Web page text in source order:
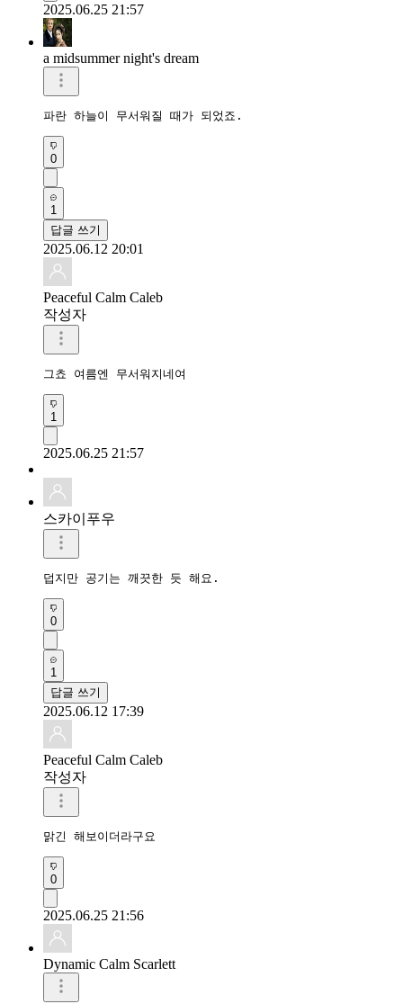
2025.06.25 21:57
a midsummer night's dream
0
1
답글 쓰기
2025.06.12 20:01
Peaceful Calm Caleb
작성자
그쵸 여름엔 무서워지네여
1
2025.06.25 21:57
스카이푸우
덥지만 공기는 깨끗한 듯 해요.
0
1
답글 쓰기
2025.06.12 17:39
Peaceful Calm Caleb
작성자
맑긴 해보이더라구요
0
2025.06.25 21:56
Dynamic Calm Scarlett